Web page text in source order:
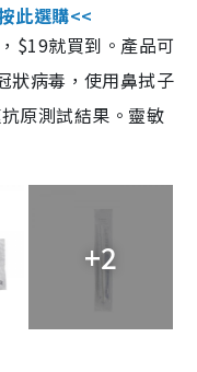
此選購<<
$19就買到。產品可
病毒，使用鼻拭子
原測試結果。靈敏
+2